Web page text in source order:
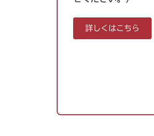
詳しくはこちら